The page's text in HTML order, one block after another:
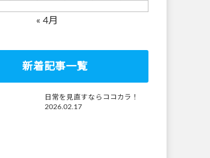
« 4月
新着記事一覧
日常を見直すならココカラ！
2026.02.17